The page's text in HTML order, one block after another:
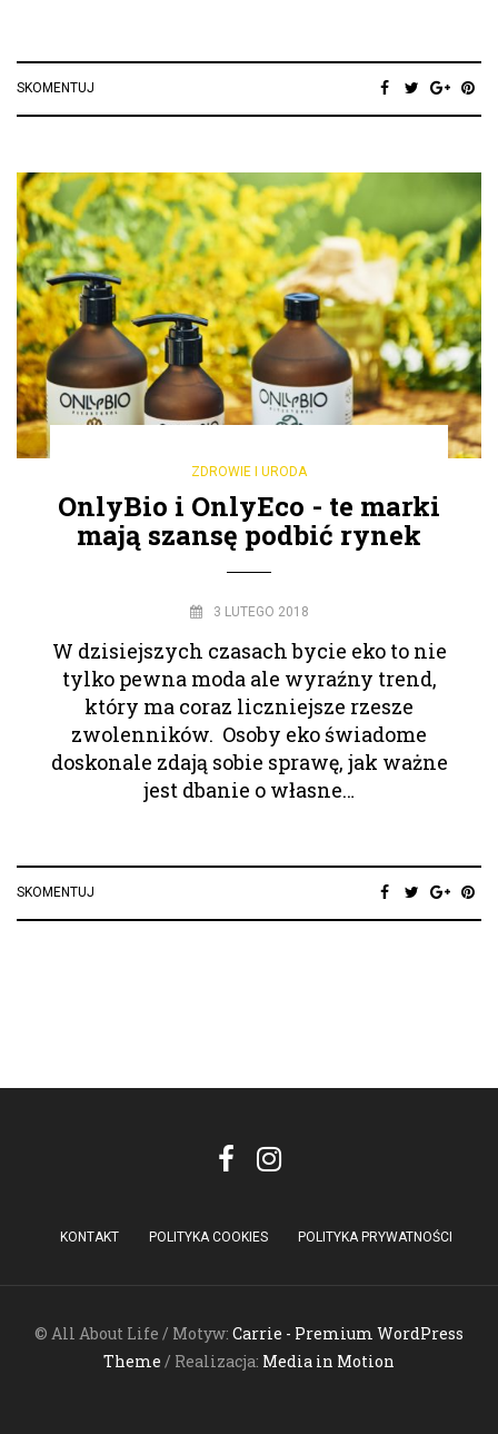
SKOMENTUJ
ZDROWIE I URODA
OnlyBio i OnlyEco - te marki
mają szansę podbić rynek
3 LUTEGO 2018
W dzisiejszych czasach bycie eko to nie
tylko pewna moda ale wyraźny trend,
który ma coraz liczniejsze rzesze
zwolenników. Osoby eko świadome
doskonale zdają sobie sprawę, jak ważne
jest dbanie o własne…
SKOMENTUJ
KONTAKT POLITYKA COOKIES POLITYKA PRYWATNOŚCI
© All About Life / Motyw: Carrie - Premium WordPress
Theme / Realizacja: Media in Motion